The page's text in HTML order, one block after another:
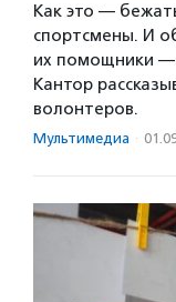
Как это —
спортсмены. И
их помощники
Кантор
волонтеров.
Мультимедиа ·